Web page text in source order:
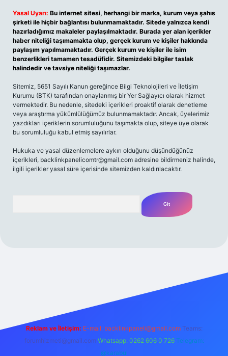
Yasal Uyarı: Bu internet sitesi, herhangi bir marka, kurum veya şahıs
şirketi ile hiçbir bağlantısı bulunmamaktadır. Sitede yalnızca kendi
hazırladığımız makaleler paylaşılmaktadır. Burada yer alan içerikler
haber niteliği taşımamakta olup, gerçek kurum ve kişiler hakkında
paylaşım yapılmamaktadır. Gerçek kurum ve kişiler ile isim
benzerlikleri tamamen tesadüfidir. Sitemizdeki bilgiler taslak
halindedir ve tavsiye niteliği taşımazlar.
Sitemiz, 5651 Sayılı Kanun gereğince Bilgi Teknolojileri ve İletişim
Kurumu (BTK) tarafından onaylanmış bir Yer Sağlayıcı olarak hizmet
vermektedir. Bu nedenle, sitedeki içerikleri proaktif olarak denetleme
veya araştırma yükümlülüğümüz bulunmamaktadır. Ancak, üyelerimiz
yazdıkları içeriklerin sorumluluğunu taşımakta olup, siteye üye olarak
bu sorumluluğu kabul etmiş sayılırlar.
Hukuka ve yasal düzenlemelere aykırı olduğunu düşündüğünüz
içerikleri, backlinkpanelicomtr@gmail.com adresine bildirmeniz halinde,
ilgili içerikler yasal süre içerisinde sitemizden kaldırılacaktır.
m elexbet
Reklam ve İletişim: E-mail: backlinkpaneli@gmail.com Teams:
forumhizmeti@gmail.com Whatsapp: 0262 606 0 726 Telegram:
@karabul